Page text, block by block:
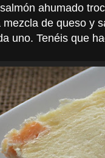
ahumado
de queso y
uno. Tenéis que